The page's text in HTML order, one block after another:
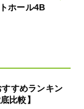
ホール4B
すめランキン
比較】